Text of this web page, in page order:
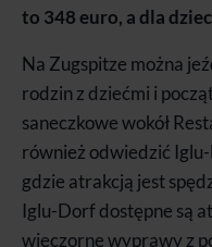
to 348 euro, a dla
Na Zugspitze można
rodzin z dziećmi i
saneczkowe wokół
również odwiedzić
gdzie atrakcją jest
Iglu-Dorf dostępne są
wieczorne wyprawy z